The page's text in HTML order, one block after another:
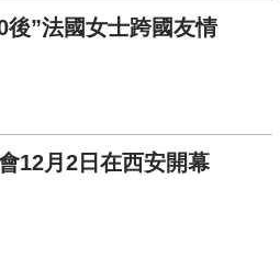
後”法國女士跨國友情
12月2日在西安開幕